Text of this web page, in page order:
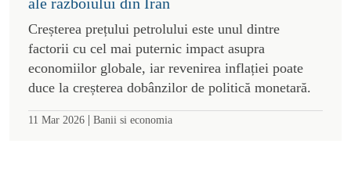
Creșterea prețului petrolului este unul dintre
factorii cu cel mai puternic impact asupra
economiilor globale, iar revenirea inflației poate
duce la creșterea dobânzilor de politică monetară.
11 Mar 2026 | Banii si economia